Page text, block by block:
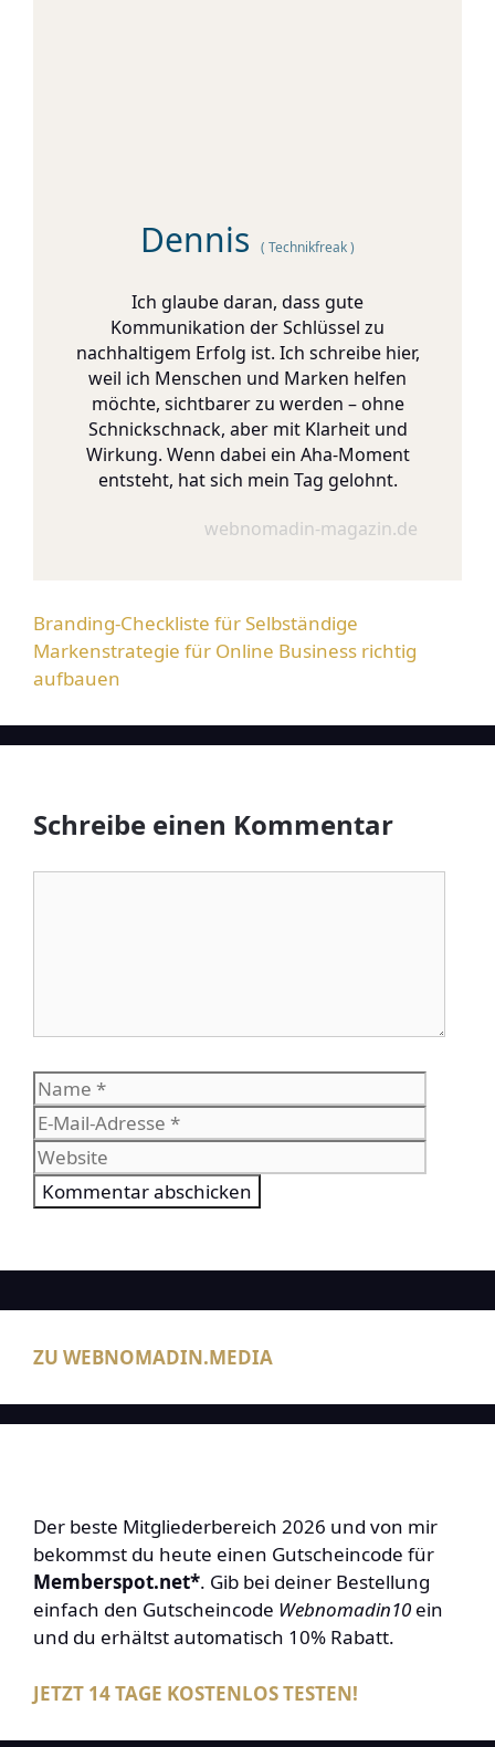
Dennis ( Technikfreak)
Ich glaube daran, dass gute
Kommunikation der Schlüssel zu
nachhaltigem Erfolg ist. Ich schreibe hier,
weil ich Menschen und Marken helfen
möchte, sichtbarer zu werden – ohne
Schnickschnack, aber mit Klarheit und
Wirkung. Wenn dabei ein Aha-Moment
entsteht, hat sich mein Tag gelohnt.
webnomadin-magazin.de
Branding-Checkliste für Selbständige
Markenstrategie für Online Business richtig
aufbauen
Schreibe einen Kommentar
Name
Mail-
Adresse
ZU WEBNOMADIN.MEDIA
Der beste Mitgliederbereich 2026 und von mir
bekommst du heute einen Gutscheincode für
Memberspot.net*. Gib bei deiner Bestellung
einfach den Gutscheincode Webnomadin10 ein
und du erhältst automatisch 10% Rabatt.
JETZT 14 TAGE KOSTENLOS TESTEN!